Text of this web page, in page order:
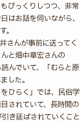
びっくりしつつ、非常
はお話を伺いながら、
。
さんが事前に送ってく
と畑中章宏さんの
んでいて、「むらと原
した。
ひらく」では、民俗学
されていて、長時間の
き延ばされていくこと